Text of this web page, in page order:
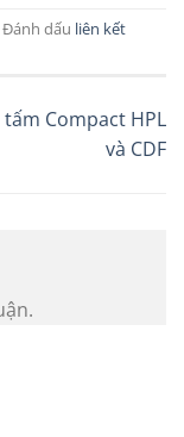
Đánh dấu liên kết
tấm Compact HPL
và CDF